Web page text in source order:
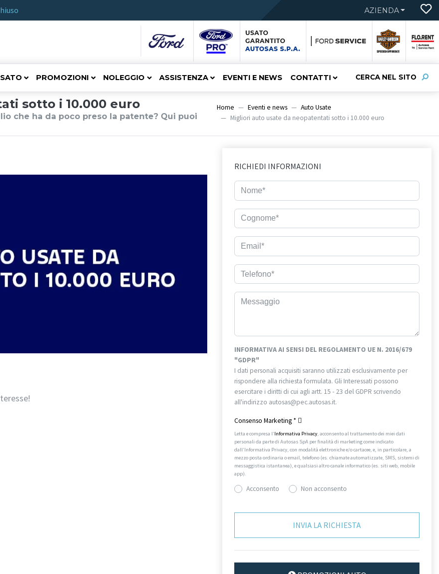
AZIENDA
CERCA NEL SITO
PROMOZIONI NOLEGGIO ASSISTENZA EVENTI E NEWS CONTATTI
sotto i 10.000 euro
che ha da poco preso la patente? Qui puoi
Home Eventi e news
Auto Usate
Migliori auto usate da neopatentati sotto i 10.000 euro
RICHIEDI INFORMAZIONI
INFORMATIVA AI SENSI DEL REGOLAMENTO UE N. 2016/679
"GDPR"
I dati personali acquisiti saranno utilizzati esclusivamente per
rispondere alla richiesta formulata. Gli Interessati possono
esercitare i diritti di cui agli artt. 15 - 23 del GDPR scrivendo
all'indirizzo autosas@pec.autosas.it.
Consenso Marketing *
Letta e compresa l’Informativa Privacy, acconsento al trattamento dei miei dati
personali da parte di Autosas SpA per finalità di marketing come indicato
dall’Informativa Privacy, con modalità elettroniche e/o cartacee, e, in particolare, a
mezzo posta ordinaria o email, telefono (es. chiamate automatizzate, SMS, sistemi di
messaggistica istantanea), e qualsiasi altro canale informatico (es. siti web, mobile
app).
Acconsento Non acconsento